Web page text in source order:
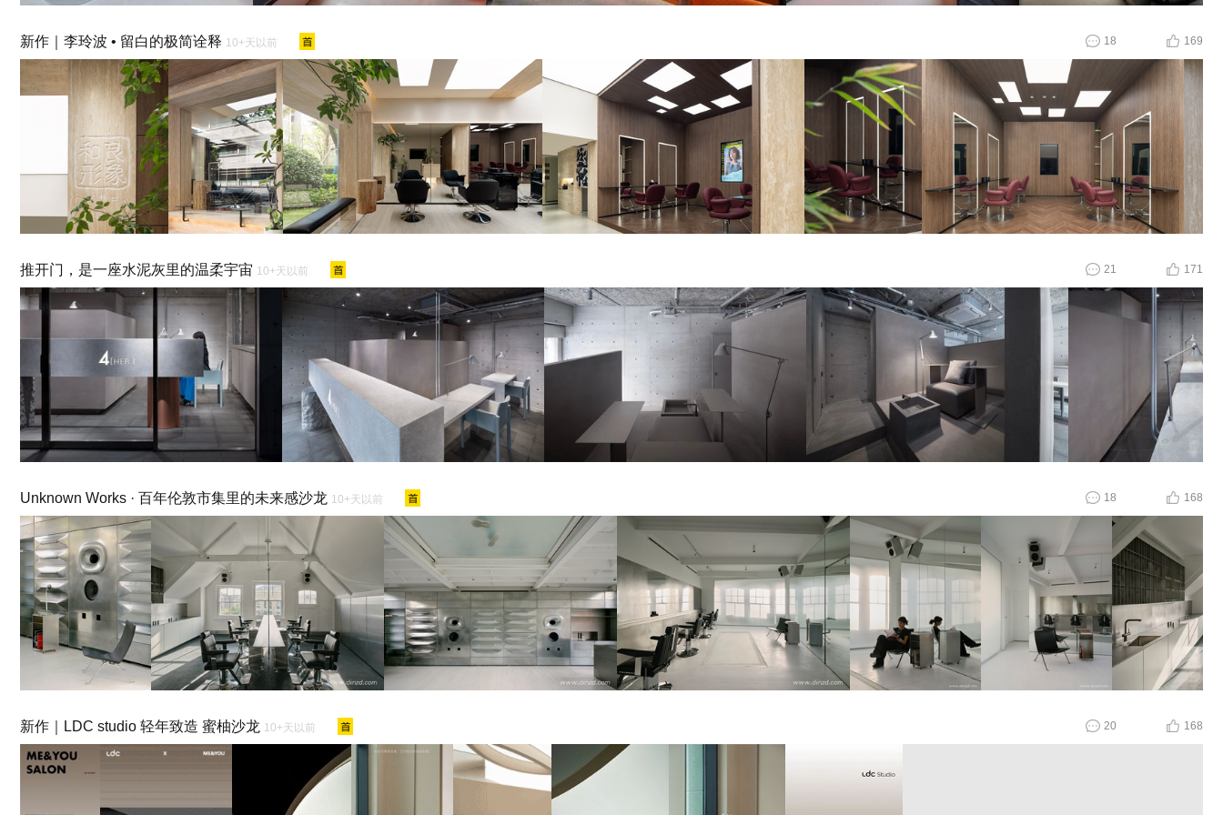
新作｜李玲波 • 留白的极简诠释 10+天以前 18 169
推开门，是一座水泥灰里的温柔宇宙 10+天以前 21 171
Unknown Works · 百年伦敦市集里的未来感沙龙 10+天以前 18 168
新作｜LDC studio 轻年致造 蜜柚沙龙 10+天以前 20 168